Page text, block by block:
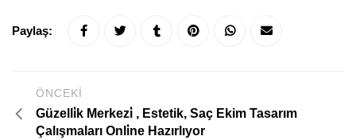
Paylaş:
ÖNCEKI
Güzelli̇k Merkezi̇ , Estetik, Saç Ekim Tasarım
Çalışmaları Onli̇ne Hazırlıyor